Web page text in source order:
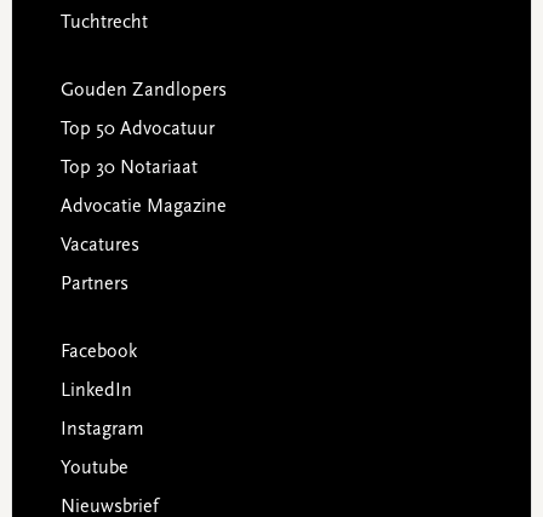
Tuchtrecht
Gouden Zandlopers
Top 50 Advocatuur
Top 30 Notariaat
Advocatie Magazine
Vacatures
Partners
Facebook
LinkedIn
Instagram
Youtube
Nieuwsbrief